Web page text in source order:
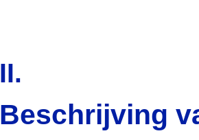
II.
Beschrijving